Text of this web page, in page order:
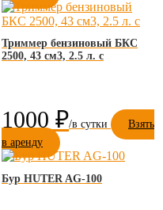
Триммер бензиновый БКС
2500, 43 см3, 2.5 л. с
1000 ₽
Взять
в аренду
Бур HUTER AG-100